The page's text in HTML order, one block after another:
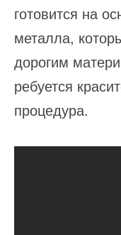
готовится на
металла,
дорогим
ребуется
процедура.